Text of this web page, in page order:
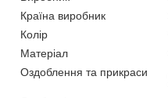
Країна виробник
Колір
Матеріал
Оздоблення та прикраси